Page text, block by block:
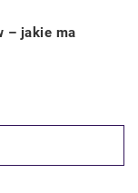
– jakie ma